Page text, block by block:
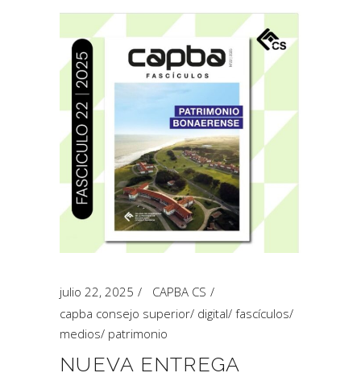
julio 22, 2025
CAPBA CS
capba consejo superior/ digital/ fascículos/
medios/ patrimonio
NUEVA ENTREGA